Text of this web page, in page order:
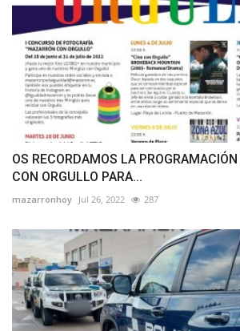
OS RECORDAMOS LA
CON ORGULLO PARA...
mazarronhoy Jul 26, 2022 287